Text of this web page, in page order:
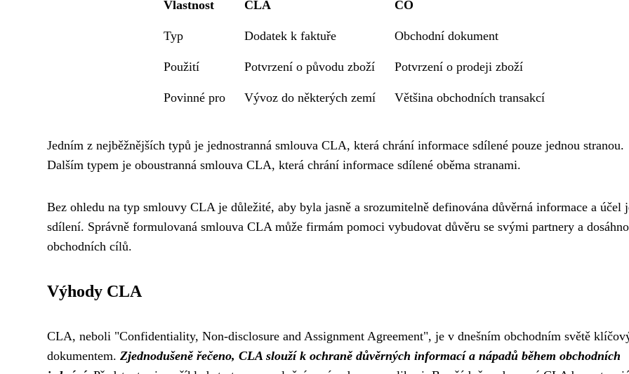
Vlastnost CLA CO
Typ Dodatek k faktuře Obchodní dokument
Použití Potvrzení o původu zboží Potvrzení o prodeji zboží
Povinné pro Vývoz do některých zemí Většina obchodních transakcí
Jedním z nejběžnějších typů je jednostranná smlouva CLA, která chrání informace sdílené pouze jednou stranou.
Dalším typem je oboustranná smlouva CLA, která chrání informace sdílené oběma stranami.
Bez ohledu na typ smlouvy CLA je důležité, aby byla jasně a srozumitelně definována důvěrná informace a účel
sdílení. Správně formulovaná smlouva CLA může firmám pomoci vybudovat důvěru se svými partnery a
obchodních cílů.
Výhody CLA
CLA, neboli "Confidentiality, Non-disclosure and Assignment Agreement", je v dnešním obchodním světě
dokumentem. Zjednodušeně řečeno, CLA slouží k ochraně důvěrných informací a nápadů během obchodních